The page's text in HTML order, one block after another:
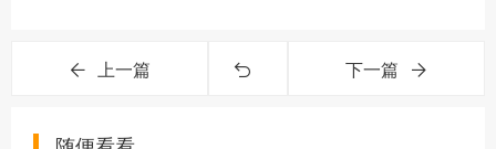
上一篇 下一篇